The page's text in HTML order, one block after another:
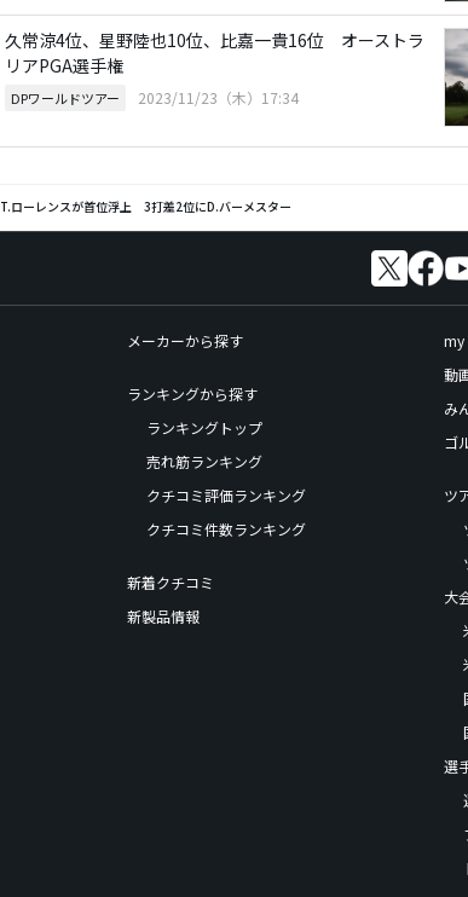
久常涼4位、星野陸也10位、比嘉一貴16位 オーストラ
リアPGA選手権
DPワールドツアー 2023/11/23（木）17:34
T.ローレンスが首位浮上 3打差2位にD.バーメスター
メーカーから探す
ランキングから探す
ランキングトップ
売れ筋ランキング
クチコミ評価ランキング
クチコミ件数ランキング
新着クチコミ
新製品情報
my
動
み
ゴ
ツ
大
選